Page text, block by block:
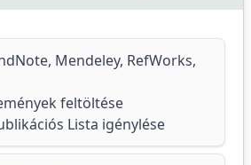
Mendeley, RefWorks,
feltöltése
Lista igénylése